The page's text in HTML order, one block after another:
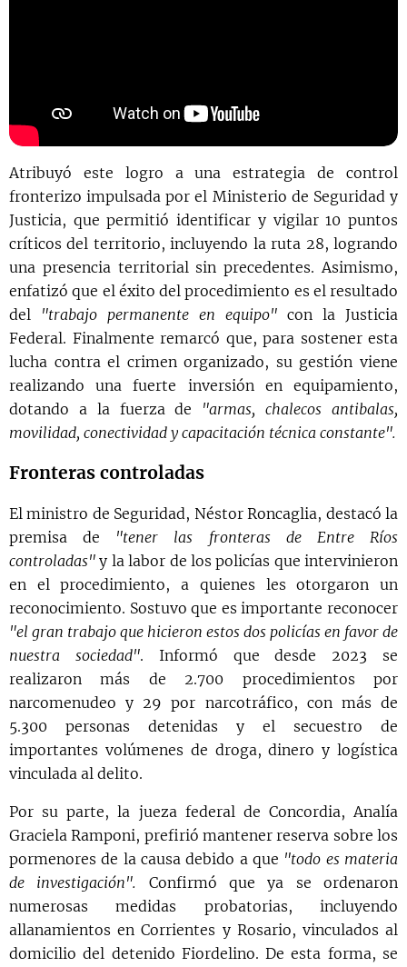
Atribuyó este logro a una estrategia de control
fronterizo impulsada por el Ministerio de Seguridad y
Justicia, que permitió identificar y vigilar 10 puntos
críticos del territorio, incluyendo la ruta 28, logrando
una presencia territorial sin precedentes. Asimismo,
enfatizó que el éxito del procedimiento es el resultado
del "trabajo permanente en equipo" con la Justicia
Federal. Finalmente remarcó que, para sostener esta
lucha contra el crimen organizado, su gestión viene
realizando una fuerte inversión en equipamiento,
dotando a la fuerza de "armas, chalecos antibalas,
movilidad, conectividad y capacitación técnica constante".
Fronteras controladas
El ministro de Seguridad, Néstor Roncaglia, destacó la
premisa de "tener las fronteras de Entre Ríos
controladas" y la labor de los policías que intervinieron
en el procedimiento, a quienes les otorgaron un
reconocimiento. Sostuvo que es importante reconocer
"el gran trabajo que hicieron estos dos policías en favor de
nuestra sociedad". Informó que desde 2023 se
realizaron más de 2.700 procedimientos por
narcomenudeo y 29 por narcotráfico, con más de
5.300 personas detenidas y el secuestro de
importantes volúmenes de droga, dinero y logística
vinculada al delito.
Por su parte, la jueza federal de Concordia, Analía
Graciela Ramponi, prefirió mantener reserva sobre los
pormenores de la causa debido a que "todo es materia
de investigación".
Confirmó que ya se ordenaron
numerosas medidas probatorias, incluyendo
allanamientos en Corrientes y Rosario, vinculados al
domicilio del detenido Fiordelino. De esta forma, se